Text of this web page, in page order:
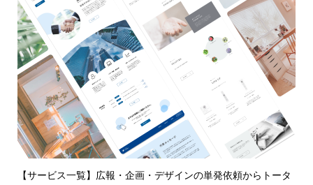
【サービス一覧】広報・企画・デザインの単発依頼からトータ